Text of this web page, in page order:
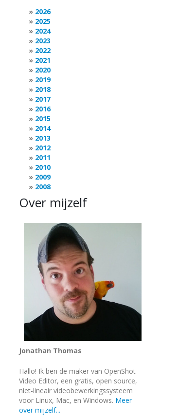
2026
2025
2024
2023
2022
2021
2020
2019
2018
2017
2016
2015
2014
2013
2012
2011
2010
2009
2008
Over mijzelf
Jonathan Thomas
Hallo! Ik ben de maker van OpenShot
Video Editor, een gratis, open source,
niet-lineair videobewerkingssysteem
voor Linux, Mac, en Windows. Meer
over mijzelf...